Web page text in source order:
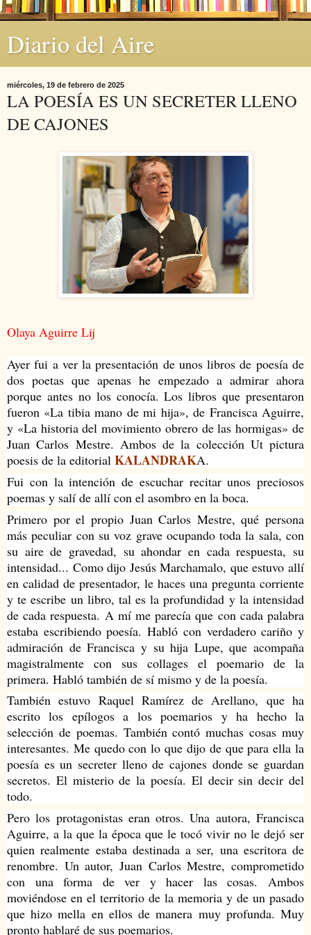
Diario del Aire
miércoles, 19 de febrero de 2025
LA POESÍA ES UN SECRETER LLENO
DE CAJONES
Olaya Aguirre Lij
Ayer fui a ver la presentación de unos libros de poesía de
dos poetas que apenas he empezado a admirar ahora
porque antes no los conocía. Los libros que presentaron
fueron «La tibia mano de mi hija», de Francisca Aguirre,
y «La historia del movimiento obrero de las hormigas» de
Juan Carlos Mestre. Ambos de la colección Ut pictura
poesis de la editorial KALANDRAKA.
Fui con la intención de escuchar recitar unos preciosos
poemas y salí de allí con el asombro en la boca.
Primero por el propio Juan Carlos Mestre, qué persona
más peculiar con su voz grave ocupando toda la sala, con
su aire de gravedad, su ahondar en cada respuesta, su
intensidad... Como dijo Jesús Marchamalo, que estuvo allí
en calidad de presentador, le haces una pregunta corriente
y te escribe un libro, tal es la profundidad y la intensidad
de cada respuesta. A mí me parecía que con cada palabra
estaba escribiendo poesía. Habló con verdadero cariño y
admiración de Francisca y su hija Lupe, que acompaña
magistralmente con sus collages el poemario de la
primera. Habló también de sí mismo y de la poesía.
También estuvo Raquel Ramírez de Arellano, que ha
escrito los epílogos a los poemarios y ha hecho la
selección de poemas. También contó muchas cosas muy
interesantes. Me quedo con lo que dijo de que para ella la
poesía es un secreter lleno de cajones donde se guardan
secretos. El misterio de la poesía. El decir sin decir del
todo.
Pero los protagonistas eran otros. Una autora, Francisca
Aguirre, a la que la época que le tocó vivir no le dejó ser
quien realmente estaba destinada a ser, una escritora de
renombre. Un autor, Juan Carlos Mestre, comprometido
con una forma de ver y hacer las cosas. Ambos
moviéndose en el territorio de la memoria y de un pasado
que hizo mella en ellos de manera muy profunda. Muy
pronto hablaré de sus poemarios.